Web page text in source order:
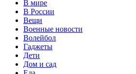
В мире
В России
Вещи
Военные новости
Волейбол
Гаджеты
Дети
Дом и сад